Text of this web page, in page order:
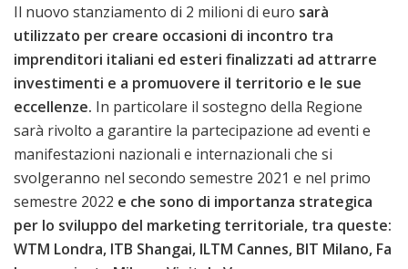
Il nuovo stanziamento di 2 milioni di euro sarà
utilizzato per creare occasioni di incontro tra
imprenditori italiani ed esteri finalizzati ad attrarre
investimenti e a promuovere il territorio e le sue
eccellenze. In particolare il sostegno della Regione
sarà rivolto a garantire la partecipazione ad eventi e
manifestazioni nazionali e internazionali che si
svolgeranno nel secondo semestre 2021 e nel primo
semestre 2022 e che sono di importanza strategica
per lo sviluppo del marketing territoriale, tra queste:
WTM Londra, ITB Shangai, ILTM Cannes, BIT Milano, Fa